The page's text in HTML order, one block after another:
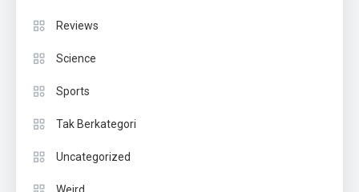
Reviews
Science
Sports
Tak Berkategori
Uncategorized